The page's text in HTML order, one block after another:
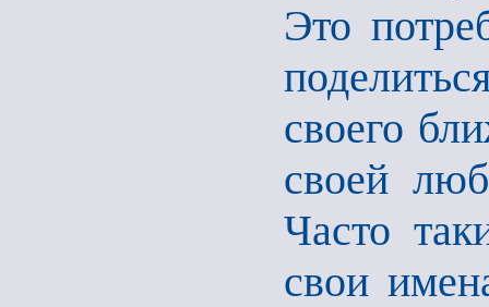
Это
своего
своей
Часто
свои